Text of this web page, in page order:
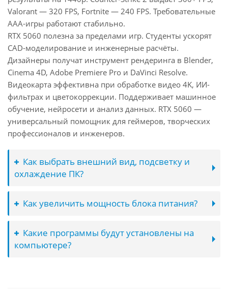
Valorant — 320 FPS, Fortnite — 240 FPS. Требовательные
AAA-игры работают стабильно.
RTX 5060 полезна за пределами игр. Студенты ускорят
CAD-моделирование и инженерные расчёты.
Дизайнеры получат инструмент рендеринга в Blender,
Cinema 4D, Adobe Premiere Pro и DaVinci Resolve.
Видеокарта эффективна при обработке видео 4K, ИИ-
фильтрах и цветокоррекции. Поддерживает машинное
обучение, нейросети и анализ данных. RTX 5060 —
универсальный помощник для геймеров, творческих
профессионалов и инженеров.
Как выбрать внешний вид, подсветку и
охлаждение ПК?
Как увеличить мощность блока питания?
Какие программы будут установлены на
компьютере?